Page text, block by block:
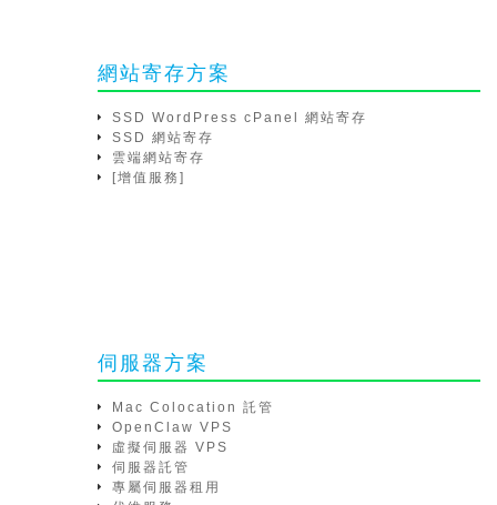
網站寄存方案
SSD WordPress cPanel 網站寄存
SSD 網站寄存
雲端網站寄存
[增值服務]
伺服器方案
Mac Colocation 託管
OpenClaw VPS
虛擬伺服器 VPS
伺服器託管
專屬伺服器租用